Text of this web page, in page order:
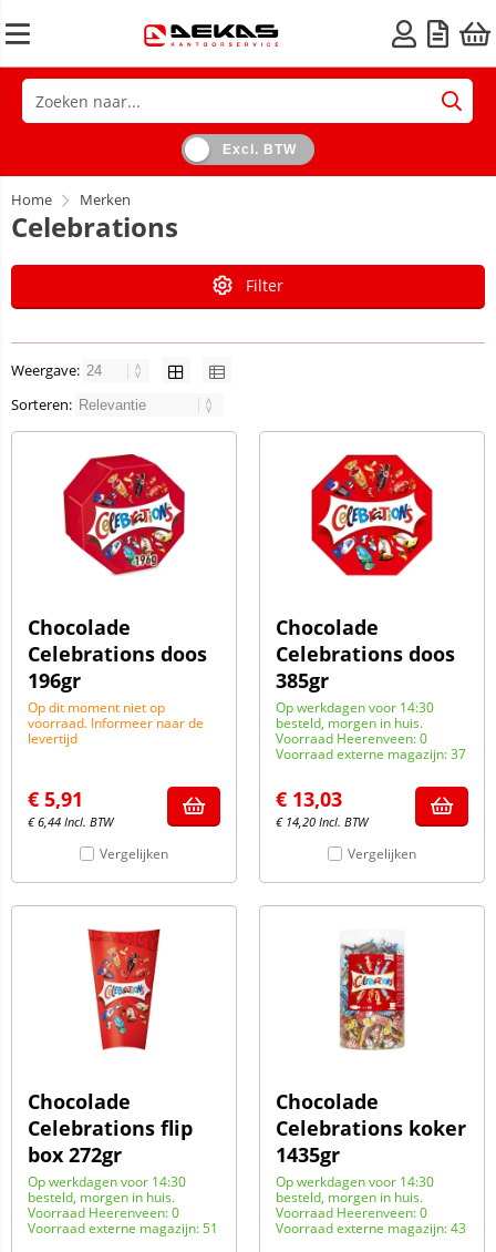
Excl. BTW
Home Merken
Celebrations
Filter
Weergave:
Sorteren:
Chocolade
Celebrations doos
196gr
Op dit moment niet op
voorraad. Informeer naar de
levertijd
€ 5,91
€6,44 Incl. BTW
Vergelijken
Chocolade
Celebrations doos
385gr
Op werkdagen voor 14:30
besteld, morgen in huis.
Voorraad Heerenveen: 0
Voorraad externe magazijn: 37
€ 13,03
€ 14,20 Incl. BTW
Vergelijken
Chocolade
Celebrations flip
box 272gr
Op werkdagen voor 14:30
besteld, morgen in huis.
Voorraad Heerenveen: 0
Voorraad externe magazijn: 51
Chocolade
Celebrations koker
1435gr
Op werkdagen voor 14:30
besteld, morgen in huis.
Voorraad Heerenveen: 0
Voorraad externe magazijn: 43